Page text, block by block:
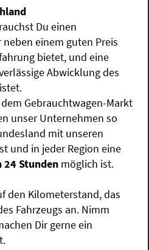
Du einen
einem guten Preis
bietet, und eine
Abwicklung des
Gebrauchtwagen-Markt
unser Unternehmen so
mit unseren
und in jeder Region eine
24 Stunden möglich ist.
den Kilometerstand, das
Fahrzeugs an. Nimm
Dir gerne ein